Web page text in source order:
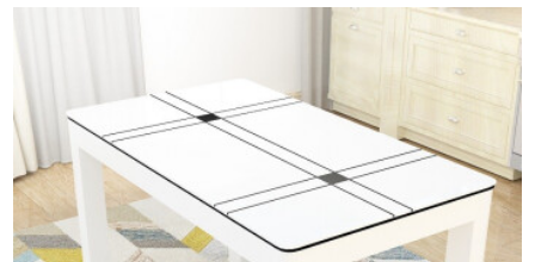
の説明金のテーブル
798天然の米の黄玉の
台の面（1.3メート
ル）の食卓
角いテーブルの胡桃
木の四角いテーブル
（ゴムの木）
テーブルの伸縮テー